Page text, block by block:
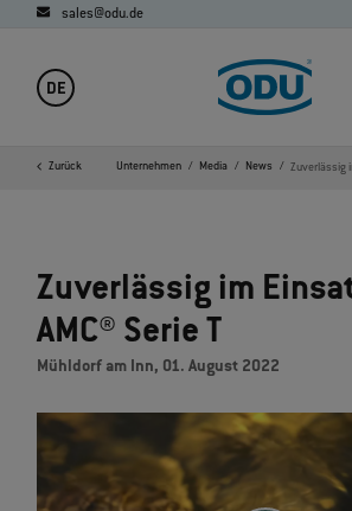
sales@odu.de
DE
Zurück
Startseite Unternehmen Media News Zuverlässig
Zuverlässig im
AMC® Serie T
Mühldorf am Inn, 01. August 2022